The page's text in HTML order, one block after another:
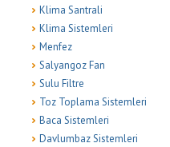
Klima Santrali
Klima Sistemleri
Menfez
Salyangoz Fan
Sulu Filtre
Toz Toplama Sistemleri
Baca Sistemleri
Davlumbaz Sistemleri